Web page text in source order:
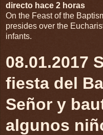
directo hace 2 horas
On the Feast of the
presides over the
infants.
08.01.2017
fiesta del
Señor y
algunos